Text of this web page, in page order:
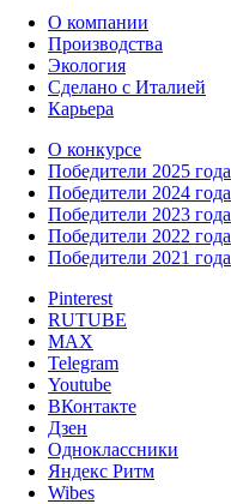
О компании
Производства
Экология
Сделано с Италией
Карьера
О конкурсе
Победители 2025 года
Победители 2024 года
Победители 2023 года
Победители 2022 года
Победители 2021 года
Pinterest
RUTUBE
MAX
Telegram
Youtube
ВКонтакте
Дзен
Одноклассники
Яндекс Ритм
Wibes